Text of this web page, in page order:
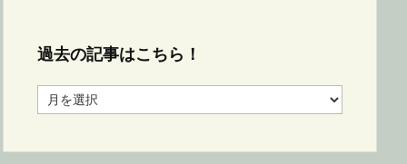
過去の記事はこちら！
去